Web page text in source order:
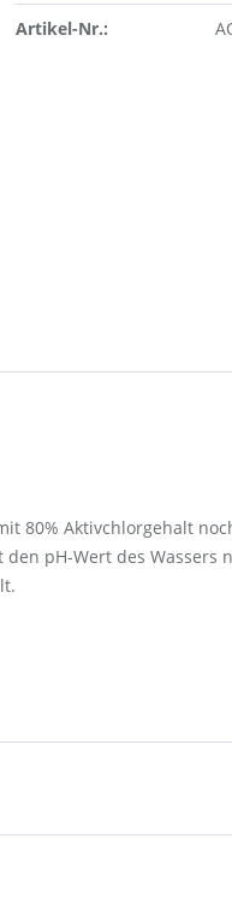
Artikel-Nr.:
80% Aktivchlorgehalt
pH-Wert des Wassers